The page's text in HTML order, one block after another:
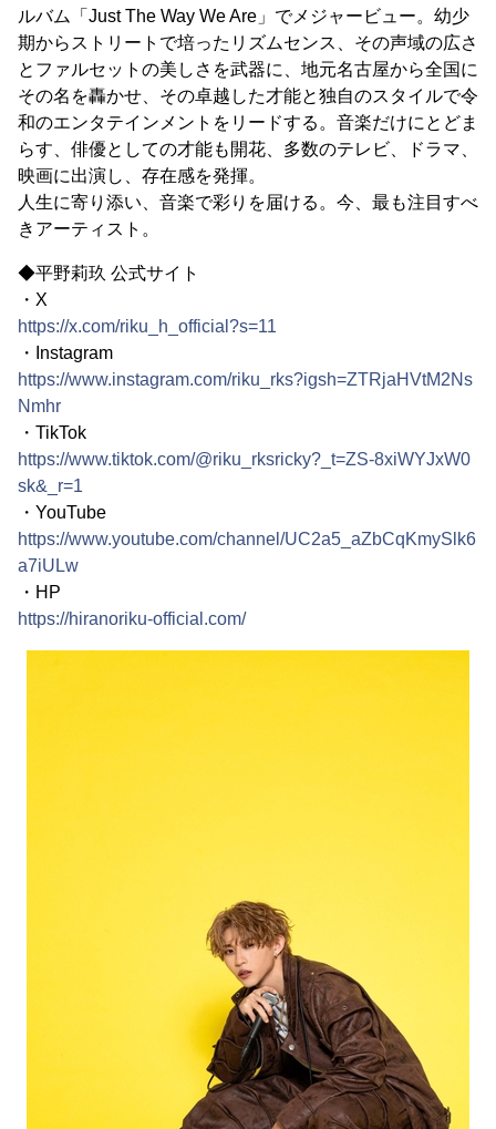
ルバム「Just The Way We Are」でメジャービュー。幼少
期からストリートで培ったリズムセンス、その声域の広さ
とファルセットの美しさを武器に、地元名古屋から全国に
その名を轟かせ、その卓越した才能と独自のスタイルで令
和のエンタテインメントをリードする。音楽だけにとどま
らす、俳優としての才能も開花、多数のテレビ、ドラマ、
映画に出演し、存在感を発揮。
人生に寄り添い、音楽で彩りを届ける。今、最も注目すべ
きアーティスト。
◆平野莉玖 公式サイト
・X
https://x.com/riku_h_official?s=11
・Instagram
https://www.instagram.com/riku_rks?igsh=ZTRjaHVtM2Ns
Nmhr
・TikTok
https://www.tiktok.com/@riku_rksricky?_t=ZS-8xiWYJxW0
sk&_r=1
・YouTube
https://www.youtube.com/channel/UC2a5_aZbCqKmySlk6
a7iULw
・HP
https://hiranoriku-official.com/